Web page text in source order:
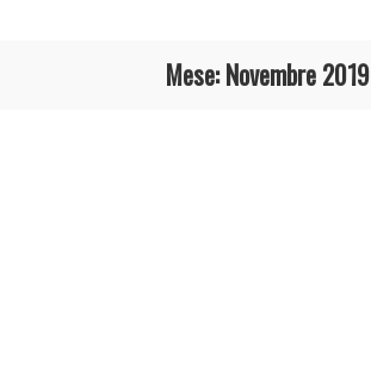
Mese:Novembre 2019